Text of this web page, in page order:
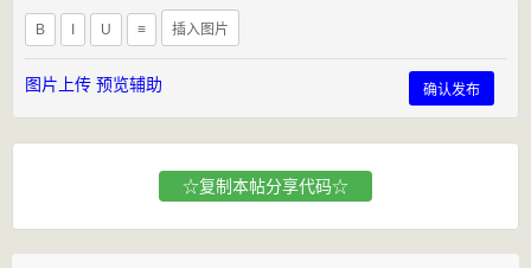
B U ≡ 插入图片
图片上传 预览辅助 确认发布
☆复制本帖分享代码☆